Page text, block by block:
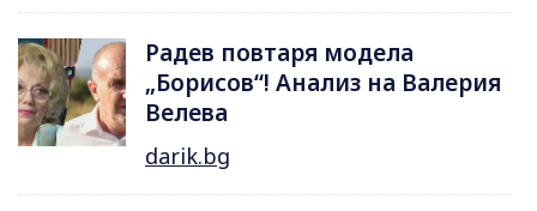
Радев повтаря модела
„Борисов“! Анализ на Валерия
Велева
darik.bg